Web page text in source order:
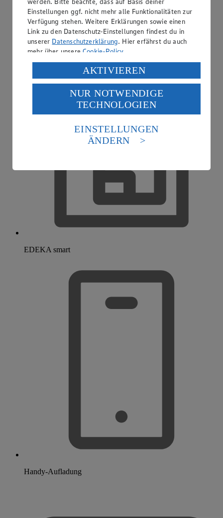
EDEKA Gutscheinkarte
EDEKA smart
Handy-Aufladung
Einstellungen ggf. nicht mehr alle Funktionalitäten zur
Verfügung stehen. Weitere Erklärungen sowie einen
Link zu den Datenschutz-Einstellungen findest du in
unserer Datenschutzerklärung. Hier erfährst du auch
mehr über unsereCookie-Policy.
Verarbeitung deiner personenbezogenen Daten in den
USA durch Facebook und YouTube:
Wenn du auf „Aktivieren“ klickst, willigst du im Sinne
des Art. 49 Abs. 1 Satz 1 lit. a) DSGVO ein, dass deine
Daten in den USA verarbeitet werden. Der EuGH sieht
die USA als Land mit einem nach europäischen
Standards nicht angemessenen Datenschutzniveau an.
Es besteht das Risiko eines Zugriffs durch US-
Informationen zum Herausgeber der Seite findest du
AKTIVIEREN
NUR NOTWENDIGE
TECHNOLOGIEN
EINSTELLUNGEN
ÄNDERN